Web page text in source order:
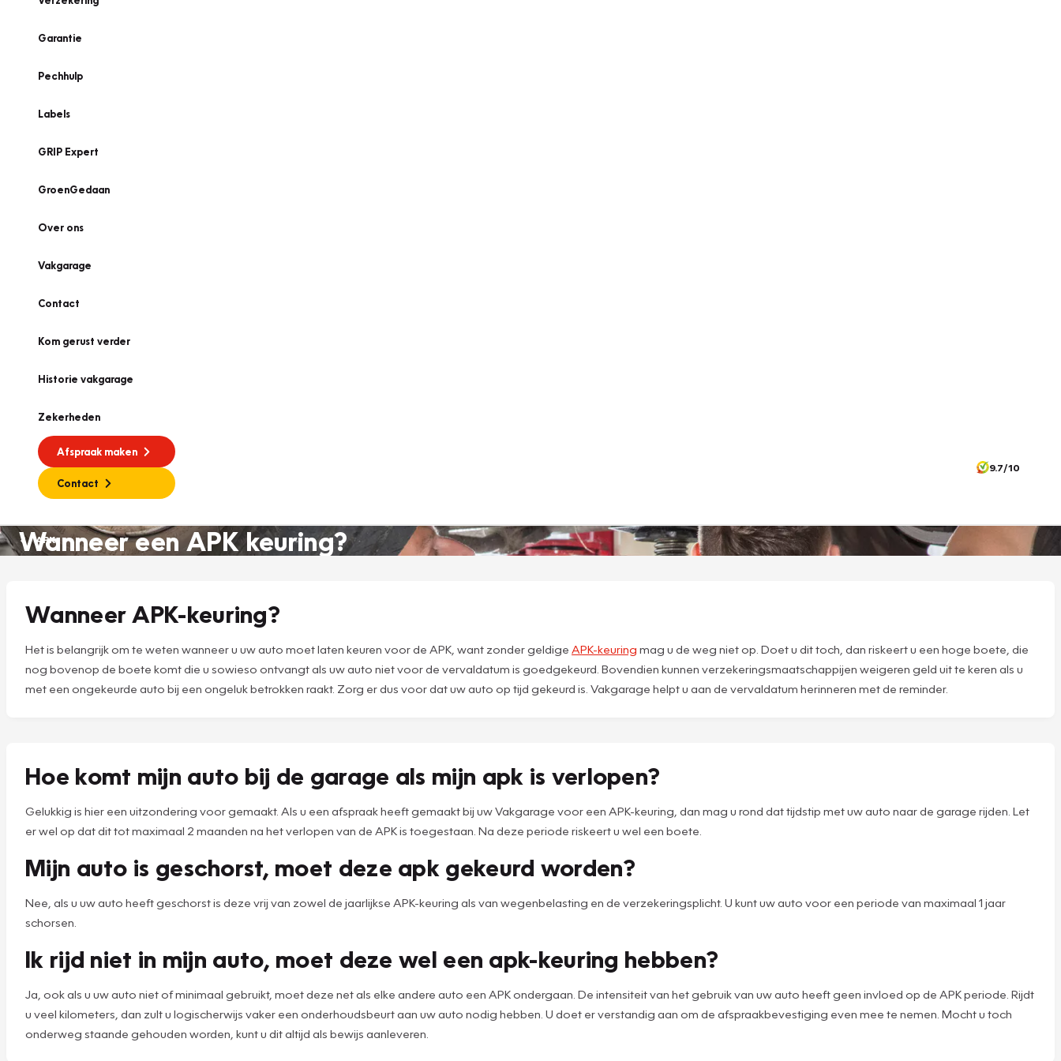
Garantie
Pechhulp
Labels
GRIP Expert
GroenGedaan
Over ons
Vakgarage
Contact
Kom gerust verder
Historie vakgarage
Zekerheden
Afspraak maken
Contact
9.7/10
APK
Wanneer een APK keuring?
Wanneer APK-keuring?
Het is belangrijk om te weten wanneer u uw auto moet laten keuren voor de APK, want zonder geldige APK-keuring mag u de weg niet op. Doet u dit toch, dan riskeert u een hoge boete, die
nog bovenop de boete komt die u sowieso ontvangt als uw auto niet voor de vervaldatum is goedgekeurd. Bovendien kunnen verzekeringsmaatschappijen weigeren geld uit te keren als u
met een ongekeurde auto bij een ongeluk betrokken raakt. Zorg er dus voor dat uw auto op tijd gekeurd is. Vakgarage helpt u aan de vervaldatum herinneren met de reminder.
Hoe komt mijn auto bij de garage als mijn apk is verlopen?
Gelukkig is hier een uitzondering voor gemaakt. Als u een afspraak heeft gemaakt bij uw Vakgarage voor een APK-keuring, dan mag u rond dat tijdstip met uw auto naar de garage rijden. Let
er wel op dat dit tot maximaal 2 maanden na het verlopen van de APK is toegestaan. Na deze periode riskeert u wel een boete.
Mijn auto is geschorst, moet deze apk gekeurd worden?
Nee, als u uw auto heeft geschorst is deze vrij van zowel de jaarlijkse APK-keuring als van wegenbelasting en de verzekeringsplicht. U kunt uw auto voor een periode van maximaal 1 jaar
schorsen.
Ik rijd niet in mijn auto, moet deze wel een apk-keuring hebben?
Ja, ook als u uw auto niet of minimaal gebruikt, moet deze net als elke andere auto een APK ondergaan. De intensiteit van het gebruik van uw auto heeft geen invloed op de APK periode. Rijdt
u veel kilometers, dan zult u logischerwijs vaker een onderhoudsbeurt aan uw auto nodig hebben. U doet er verstandig aan om de afspraakbevestiging even mee te nemen. Mocht u toch
onderweg staande gehouden worden, kunt u dit altijd als bewijs aanleveren.